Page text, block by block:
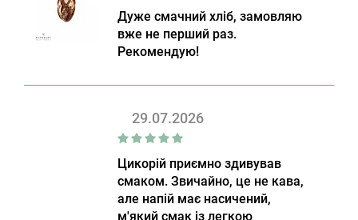
Дуже смачний хліб, замовляю
вже не перший раз.
Рекомендую!
29.07.2026
Цикорій приємно здивував
смаком. Звичайно, це не кава,
але напій має насичений,
м'який смак із легкою